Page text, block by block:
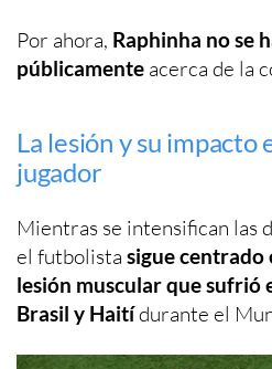
Por ahora, Raphinha no se
públicamente acerca de la
La lesión y su impacto
jugador
Mientras se intensifican las
el futbolista sigue centrado
lesión muscular que sufrió
Brasil y Haitídurante el